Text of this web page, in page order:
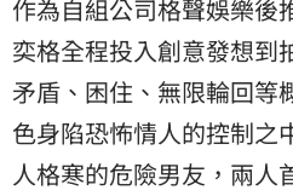
作為自組公司格聲娛樂後
奕格全程投入創意發想到
矛盾、困住、無限輪回等
色身陷恐怖情人的控制之
人格寒的危險男友，兩人